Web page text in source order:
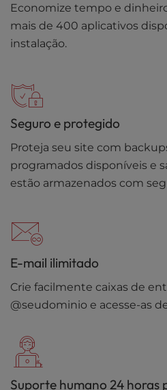
Economize tempo e
mais de 400 aplicativos
instalação.
Seguro e protegido
Proteja seu site com
programados disponíveis e
estão armazenados com
E-mail ilimitado
Crie facilmente caixas de
@seudominio e acesse-as
Suporte humano 24 horas